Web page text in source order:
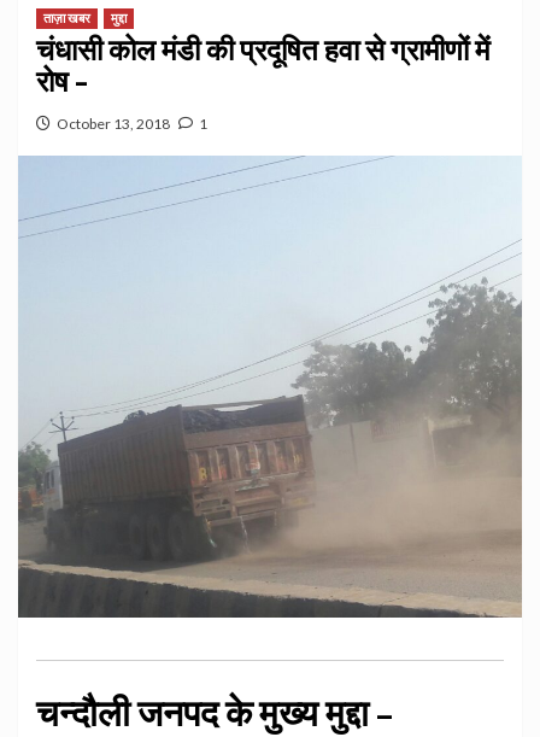
ताज़ा खबर मुद्दा
चंधासी कोल मंडी की प्रदूषित हवा से ग्रामीणों में
रोष –
October 13, 2018 1
चन्दौली जनपद के मुख्य मुद्दा –